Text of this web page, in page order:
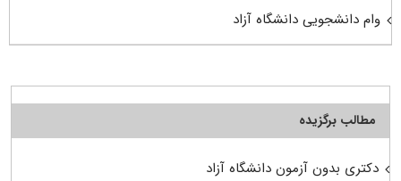
وام دانشجویی دانشگاه آزاد
مطالب برگزیده
دکتری بدون آزمون دانشگاه آزاد